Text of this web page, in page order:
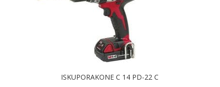
ISKUPORAKONE C 14 PD-22 C